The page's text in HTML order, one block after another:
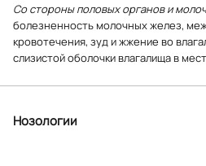
Со стороны половых органов и
болезненность молочных желез,
кровотечения, зуд и жжение во
слизистой оболочки влагалища в
Нозологии